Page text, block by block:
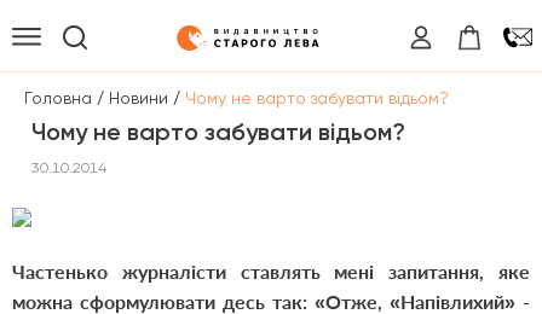
Головна / Новини / Чому не варто забувати відьом?
Чому не варто забувати відьом?
30.10.2014
Частенько журналісти ставлять мені запитання, яке
можна сформулювати десь так: «Отже, «Напівлихий» -